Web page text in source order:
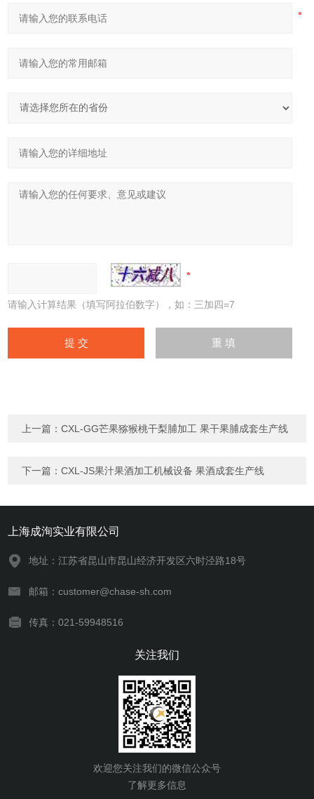
请输入计算结果（填写阿拉伯数字），如：三加四=7
上一篇：CXL-GG芒果猕猴桃干梨脯加工 果干果脯成套生产线
下一篇：CXL-JS果汁果酒加工机械设备 果酒成套生产线
上海成洵实业有限公司
地址：江苏省昆山市昆山经济开发区六时泾路18号
邮箱：customer@chase-sh.com
传真：021-59948516
关注我们
欢迎您关注我们的微信公众号
了解更多信息